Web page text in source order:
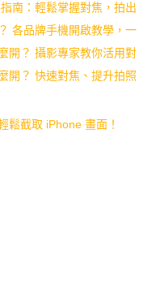
南：輕鬆掌握對焦，拍出
各品牌手機開啟教學，一
開？ 攝影專家教你活用對
開？ 快速對焦、提升拍照
鬆截取 iPhone 畫面！